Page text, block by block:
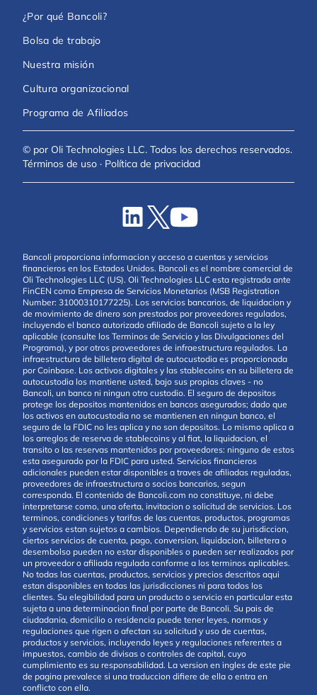
¿Por qué Bancoli?
Bolsa de trabajo
Nuestra misión
Cultura organizacional
Programa de Afiliados
© por Oli Technologies LLC. Todos los derechos reservados.
Términos de uso · Política de privacidad
Bancoli proporciona informacion y acceso a cuentas y servicios
financieros en los Estados Unidos. Bancoli es el nombre comercial de
Oli Technologies LLC (US). Oli Technologies LLC esta registrada ante
FinCEN como Empresa de Servicios Monetarios (MSB Registration
Number: 31000310177225). Los servicios bancarios, de liquidacion y
de movimiento de dinero son prestados por proveedores regulados,
incluyendo el banco autorizado afiliado de Bancoli sujeto a la ley
aplicable (consulte los Terminos de Servicio y las Divulgaciones del
Programa), y por otros proveedores de infraestructura regulados. La
infraestructura de billetera digital de autocustodia es proporcionada
por Coinbase. Los activos digitales y las stablecoins en su billetera de
autocustodia los mantiene usted, bajo sus propias claves - no
Bancoli, un banco ni ningun otro custodio. El seguro de depositos
protege los depositos mantenidos en bancos asegurados; dado que
los activos en autocustodia no se mantienen en ningun banco, el
seguro de la FDIC no les aplica y no son depositos. Lo mismo aplica a
los arreglos de reserva de stablecoins y al fiat, la liquidacion, el
transito o las reservas mantenidos por proveedores: ninguno de estos
esta asegurado por la FDIC para usted. Servicios financieros
adicionales pueden estar disponibles a traves de afiliadas reguladas,
proveedores de infraestructura o socios bancarios, segun
corresponda. El contenido de Bancoli.com no constituye, ni debe
interpretarse como, una oferta, invitacion o solicitud de servicios. Los
terminos, condiciones y tarifas de las cuentas, productos, programas
y servicios estan sujetos a cambios. Dependiendo de su jurisdiccion,
ciertos servicios de cuenta, pago, conversion, liquidacion, billetera o
desembolso pueden no estar disponibles o pueden ser realizados por
un proveedor o afiliada regulada conforme a los terminos aplicables.
No todas las cuentas, productos, servicios y precios descritos aqui
estan disponibles en todas las jurisdicciones ni para todos los
clientes. Su elegibilidad para un producto o servicio en particular esta
sujeta a una determinacion final por parte de Bancoli. Su pais de
ciudadania, domicilio o residencia puede tener leyes, normas y
regulaciones que rigen o afectan su solicitud y uso de cuentas,
productos y servicios, incluyendo leyes y regulaciones referentes a
impuestos, cambio de divisas o controles de capital, cuyo
cumplimiento es su responsabilidad. La version en ingles de este pie
de pagina prevalece si una traduccion difiere de ella o entra en
conflicto con ella.